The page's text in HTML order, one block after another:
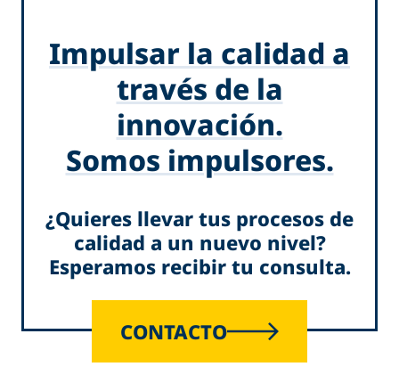
Impulsar la calidad a
través de la
innovación.
Somos impulsores.
¿Quieres llevar tus procesos de
calidad a un nuevo nivel?
Esperamos recibir tu consulta.
CONTACTO